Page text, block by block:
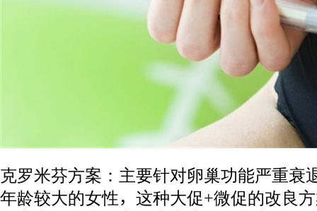
克罗米芬方案：主要针对卵巢功能严重衰
年龄较大的女性，这种大促+微促的改良